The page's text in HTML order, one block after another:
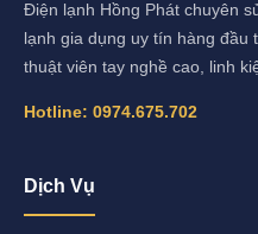
Điện lạnh Hồng Phát chuyên
lạnh gia dụng uy tín hàng đầu
thuật viên tay nghề cao, linh
Hotline: 0974.675.702
Dịch Vụ